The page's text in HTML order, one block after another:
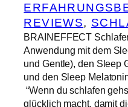
REVIEWS,
BRAINEFFECT
Anwendung mit dem
und Gentle), den Sleep
und den Sleep
“Wenn du schlafen
glücklich macht, damit